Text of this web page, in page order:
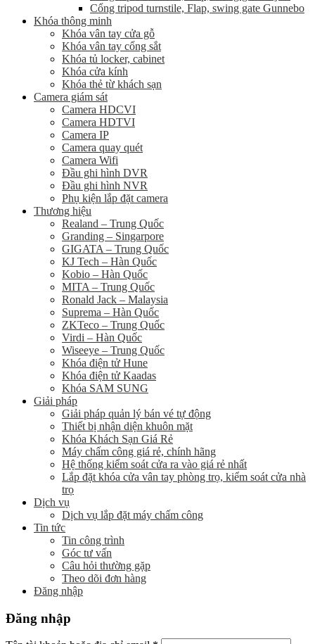
Cổng tripod turnstile, Flap, swing gate Gunnebo
Khóa thông minh
Khóa vân tay cửa gỗ
Khóa vân tay cổng sắt
Khóa tủ locker, cabinet
Khóa cửa kính
Khóa thẻ từ khách sạn
Camera giám sát
Camera HDCVI
Camera HDTVI
Camera IP
Camera quay quét
Camera Wifi
Đầu ghi hình DVR
Đầu ghi hình NVR
Phụ kiện lắp đặt camera
Thương hiệu
Realand – Trung Quốc
Granding – Singarpore
GIGATA – Trung Quốc
KJ Tech – Hàn Quốc
Kobio – Hàn Quốc
MITA – Trung Quốc
Ronald Jack – Malaysia
Suprema – Hàn Quốc
ZKTeco – Trung Quốc
Virdi – Hàn Quốc
Wiseeye – Trung Quốc
Khóa điện tử Hune
Khóa điện tử Kaadas
Khóa SAM SUNG
Giải pháp
Giải pháp quản lý bán vé tự động
Thiết bị nhận diện khuôn mặt
Khóa Khách Sạn Giá Rẻ
Máy chấm công giá rẻ, chính hãng
Hệ thống kiểm soát cửa ra vào giá rẻ nhất
Lắp đặt khóa cửa vân tay phòng trọ, kiểm soát cửa nhà
trọ
Dịch vụ
Dịch vụ lắp đặt máy chấm công
Tin tức
Tin công trình
Góc tư vấn
Câu hỏi thường gặp
Theo dõi đơn hàng
Đăng nhập
Đăng nhập